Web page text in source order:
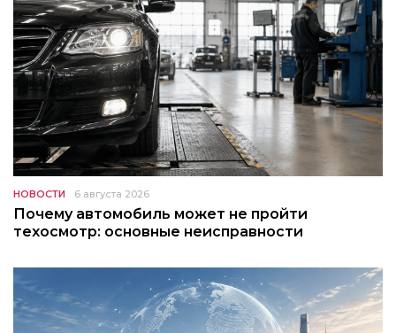
НОВОСТИ 6 августа 2026
Почему автомобиль может не пройти
техосмотр: основные неисправности